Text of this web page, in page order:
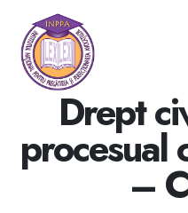
Drept
procesual
–